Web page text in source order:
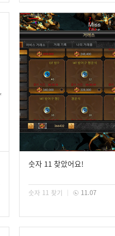
숫자 11 찾았어요!
숫자 11 찾기 11.07